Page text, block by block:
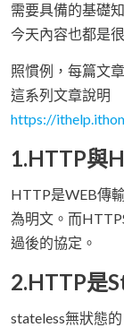
需要具備的基礎
今天內容也都是
照慣例，每篇文
這系列文章說明
https://
1.HTTP與
HTTP是WEB傳
為明文。而
過後的協定。
2.HTTP是
stateless無狀態